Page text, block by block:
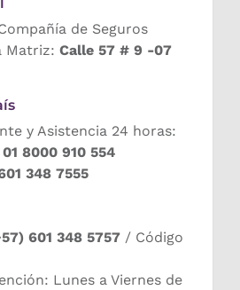
de Seguros
Matriz: Calle 57 # 9 -07
y Asistencia 24 horas:
01 8000 910 554
348 7555
601 348 5757 / Código
Lunes a Viernes de